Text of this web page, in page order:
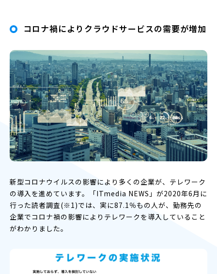
コロナ禍によりクラウドサービスの需要が増加
新型コロナウイルスの影響により多くの企業が、テレワーク
の導入を進めています。「ITmedia NEWS」が2020年6月に
行った読者調査(※1)では、実に87.1％もの人が、勤務先の
企業でコロナ禍の影響によりテレワークを導入していること
がわかりました。